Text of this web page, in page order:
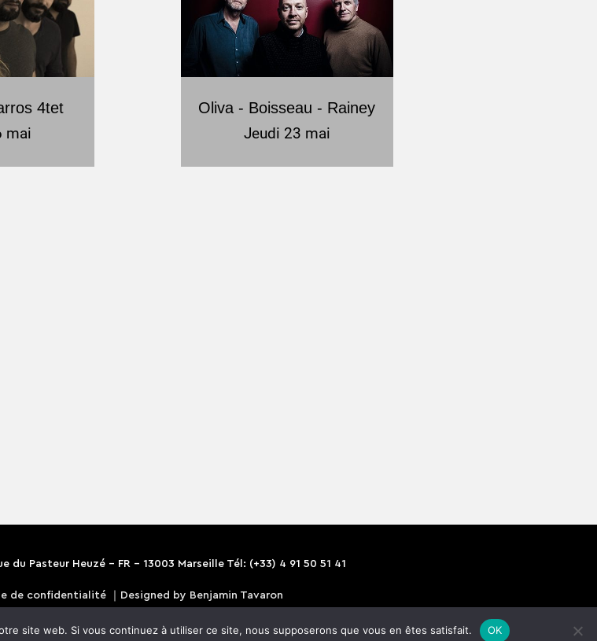
4tet
mai
Oliva - Boisseau - Rainey
Jeudi 23 mai
du Pasteur Heuzé - FR - 13003 Marseille Tél: (+33) 4 91 50 51 41
de confidentialité｜ Designed by Benjamin Tavaron
site web. Si vous continuez à utiliser ce site, nous supposerons que vous en êtes satisfait. OK